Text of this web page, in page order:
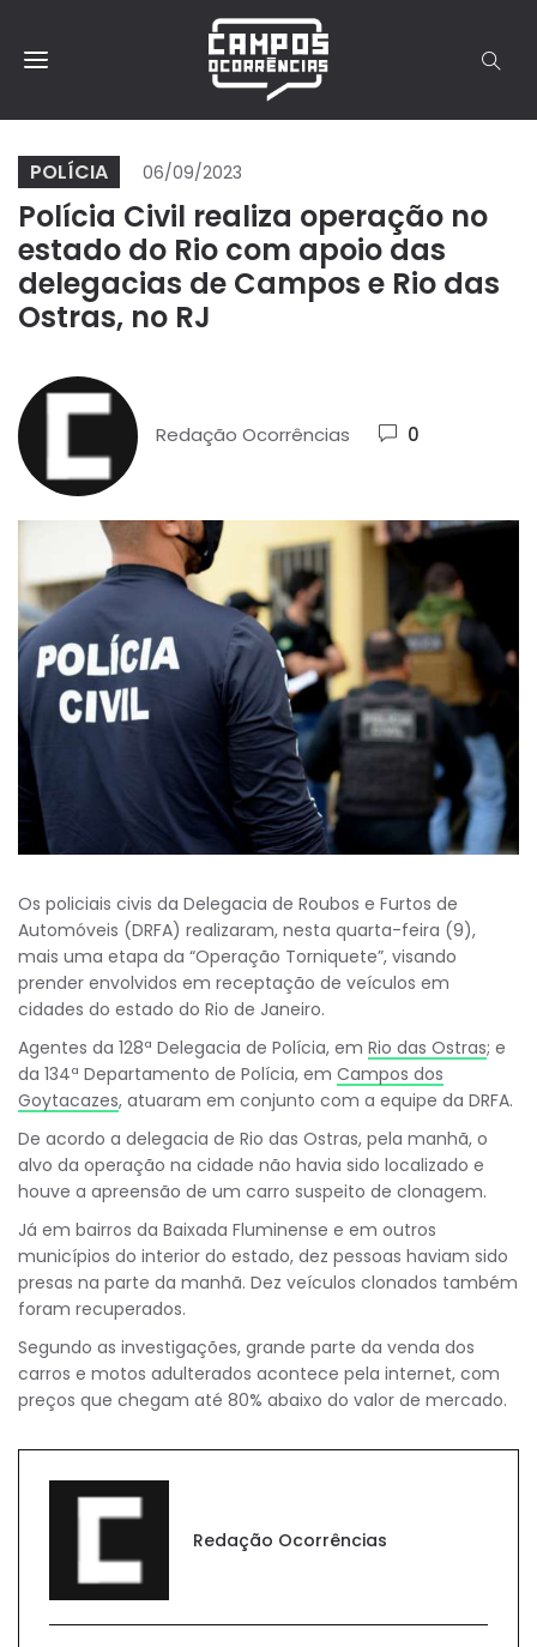
POLÍCIA 06/09/2023
Polícia Civil realiza operação no
estado do Rio com apoio das
delegacias de Campos e Rio das
Ostras, no RJ
Redação Ocorrências 0
Os policiais civis da Delegacia de Roubos e Furtos de
Automóveis (DRFA) realizaram, nesta quarta-feira (9),
mais uma etapa da “Operação Torniquete”, visando
prender envolvidos em receptação de veículos em
cidades do estado do Rio de Janeiro.
Agentes da 128ª Delegacia de Polícia, em Rio das Ostras; e
da 134ª Departamento de Polícia, em Campos dos
Goytacazes, atuaram em conjunto com a equipe da DRFA.
De acordo a delegacia de Rio das Ostras, pela manhã, o
alvo da operação na cidade não havia sido localizado e
houve a apreensão de um carro suspeito de clonagem.
Já em bairros da Baixada Fluminense e em outros
municípios do interior do estado, dez pessoas haviam sido
presas na parte da manhã. Dez veículos clonados também
foram recuperados.
Segundo as investigações, grande parte da venda dos
carros e motos adulterados acontece pela internet, com
preços que chegam até 80% abaixo do valor de mercado.
Redação Ocorrências